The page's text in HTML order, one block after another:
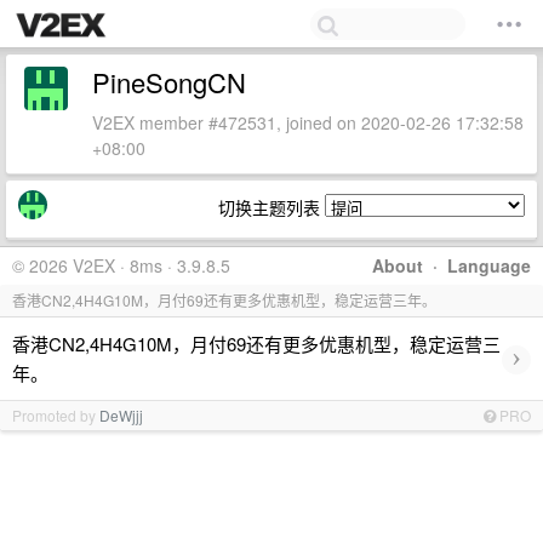
PineSongCN
V2EX member #472531, joined on 2020-02-26 17:32:58
+08:00
切换主题列表
About · Language
© 2026 V2EX · 8ms · 3.9.8.5
香港CN2,4H4G10M，月付69还有更多优惠机型，稳定运营三年。
香港CN2,4H4G10M，月付69还有更多优惠机型，稳定运营三
年。
›
Promoted by DeWjjj PRO